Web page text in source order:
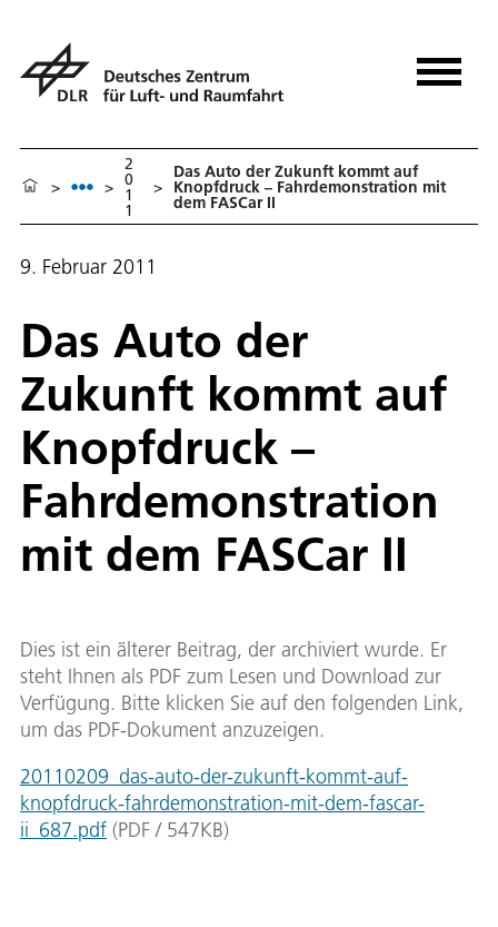
> >
2
0
1
1
>
Das Auto der Zukunft kommt auf
Knopfdruck – Fahrdemonstration mit
dem FASCar II
9. Februar 2011
Das Auto der
Zukunft kommt auf
Knopfdruck –
Fahrdemonstration
mit dem FASCar II
Dies ist ein älterer Beitrag, der archiviert wurde. Er
steht Ihnen als PDF zum Lesen und Download zur
Verfügung. Bitte klicken Sie auf den folgenden Link,
um das PDF-Dokument anzuzeigen.
20110209_das-auto-der-zukunft-kommt-auf-
knopfdruck-fahrdemonstration-mit-dem-fascar-
ii_687.pdf (PDF / 547KB)